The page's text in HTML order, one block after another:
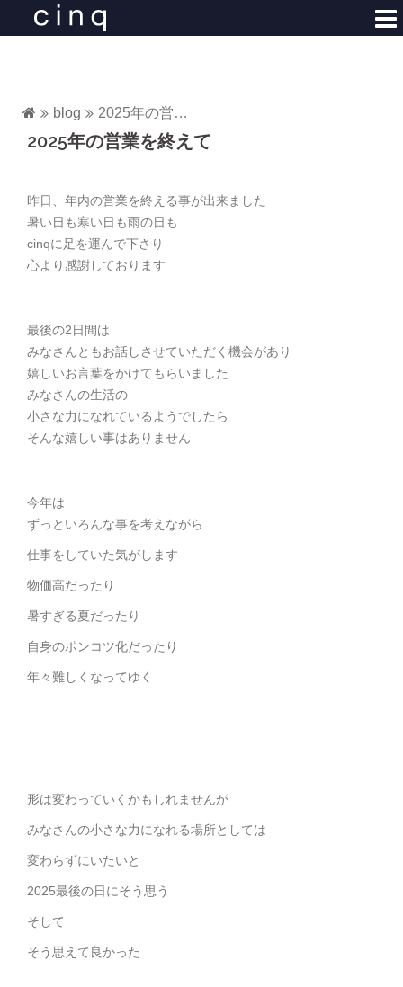
blog 2025年の営業を終えて
2025年の営業を終えて
昨日、年内の営業を終える事が出来ました
暑い日も寒い日も雨の日も
cinqに足を運んで下さり
心より感謝しております
最後の2日間は
みなさんともお話しさせていただく機会があり
嬉しいお言葉をかけてもらいました
みなさんの生活の
小さな力になれているようでしたら
そんな嬉しい事はありません
今年は
ずっといろんな事を考えながら
仕事をしていた気がします
物価高だったり
暑すぎる夏だったり
自身のポンコツ化だったり
年々難しくなってゆく
形は変わっていくかもしれませんが
みなさんの小さな力になれる場所としては
変わらずにいたいと
2025最後の日にそう思う
そして
そう思えて良かった